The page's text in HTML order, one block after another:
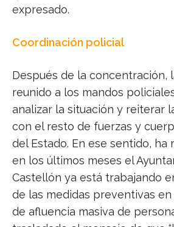
expresado.
Coordinación policial
Después de la concentración,
reunido a los mandos
analizar la situación y reiterar
con el resto de fuerzas y
del Estado. En ese sentido, ha
en los últimos meses el
Castellón ya está trabajando
de las medidas preventivas
de afluencia masiva de